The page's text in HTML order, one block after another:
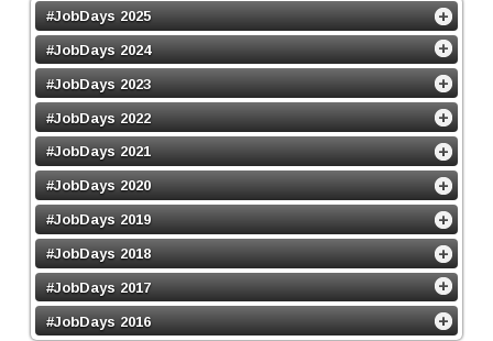
#JobDays 2025
#JobDays 2024
#JobDays 2023
#JobDays 2022
#JobDays 2021
#JobDays 2020
#JobDays 2019
#JobDays 2018
#JobDays 2017
#JobDays 2016